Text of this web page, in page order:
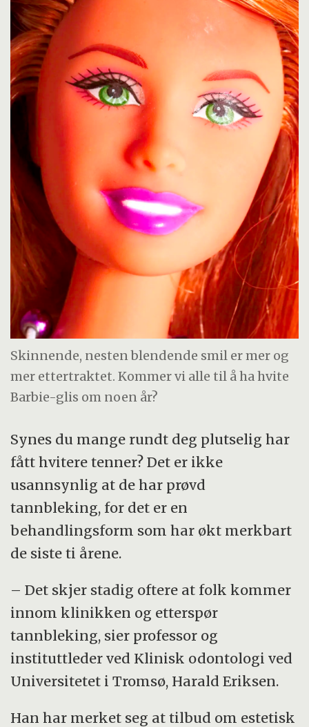
Skinnende, nesten blendende smil er mer og
mer ettertraktet. Kommer vi alle til å ha hvite
Barbie-glis om noen år?
Synes du mange rundt deg plutselig har
fått hvitere tenner? Det er ikke
usannsynlig at de har prøvd
tannbleking, for det er en
behandlingsform som har økt merkbart
de siste ti årene.
– Det skjer stadig oftere at folk kommer
innom klinikken og etterspør
tannbleking, sier professor og
instituttleder ved Klinisk odontologi ved
Universitetet i Tromsø, Harald Eriksen.
Han har merket seg at tilbud om estetisk